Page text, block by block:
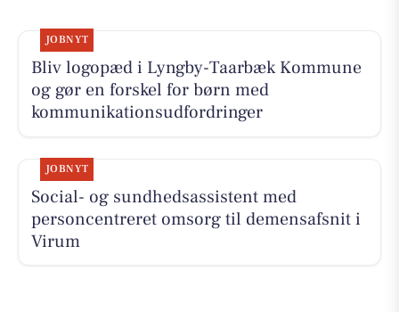
JOBNYT
Bliv logopæd i Lyngby-Taarbæk Kommune
og gør en forskel for børn med
kommunikationsudfordringer
JOBNYT
Social- og sundhedsassistent med
personcentreret omsorg til demensafsnit i
Virum